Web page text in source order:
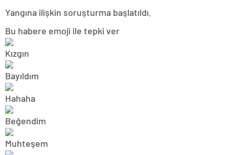
Yangına ilişkin soruşturma başlatıldı.
Bu habere emoji ile tepki ver